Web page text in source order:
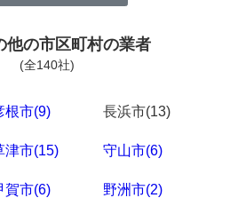
他の市区町村の業者
(全140社)
根市(9) 長浜市(13)
津市(15) 守山市(6)
賀市(6) 野洲市(2)